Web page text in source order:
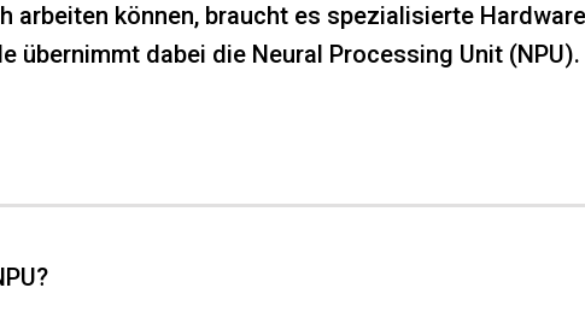
arbeiten können, braucht es spezialisierte
übernimmt dabei die Neural Processing Unit (NPU).